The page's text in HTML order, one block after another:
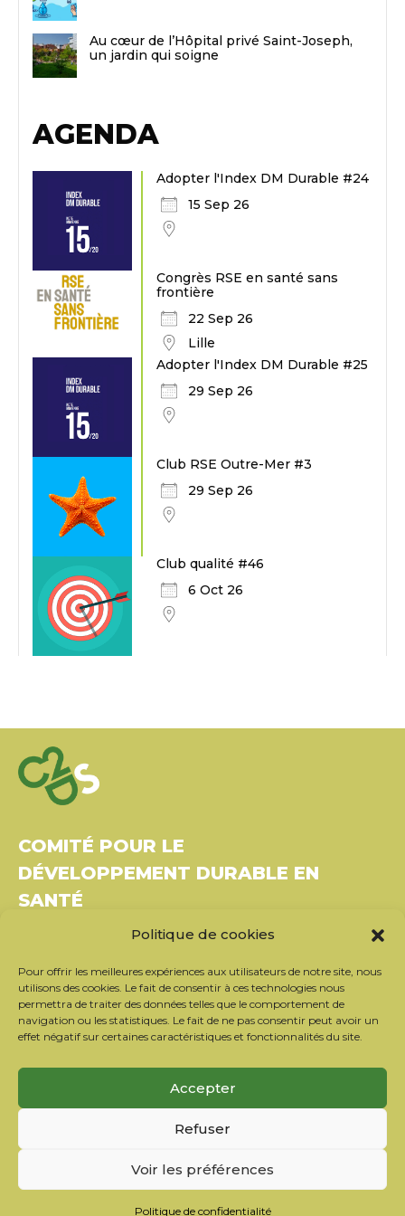
Politique de cookies
Pour offrir les meilleures expériences aux utilisateurs de notre site, nous
utilisons des cookies. Le fait de consentir à ces technologies nous
permettra de traiter des données telles que le comportement de
navigation ou les statistiques. Le fait de ne pas consentir peut avoir un
effet négatif sur certaines caractéristiques et fonctionnalités du site.
Accepter
Refuser
Voir les préférences
Politique de confidentialité
Au cœur de l’Hôpital privé Saint-Joseph,
un jardin qui soigne
AGENDA
Adopter l'Index DM Durable #24
15 Sep 26
Congrès RSE en santé sans
frontière
22 Sep 26
Lille
Adopter l'Index DM Durable #25
29 Sep 26
Club RSE Outre-Mer #3
29 Sep 26
Club qualité #46
6 Oct 26
COMITÉ POUR LE
DÉVELOPPEMENT DURABLE EN
SANTÉ
Bâtiment Le Rubixco, 1 rue Bernard Maris
Tél. : 06 26 49 36 81 – contact@c2ds.eu
TwitterLinkedIn
Youtube
S’inscrire à la newsletter
Nos partenaires
Mentions légales
Politique de confidentialité
Politique de cookies